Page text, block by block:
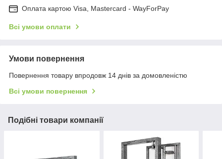
Оплата картою Visa, Mastercard - WayForPay
Всі умови оплати
Умови повернення
Повернення товару впродовж 14 днів за домовленістю
Всі умови повернення
Подібні товари компанії